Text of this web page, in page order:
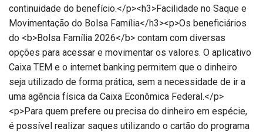
continuidade do benefício.</p><h3>Facilidade no Saque e
Movimentação do Bolsa Família</h3><p>Os beneficiários
do <b>Bolsa Família 2026</b> contam com diversas
opções para acessar e movimentar os valores. O aplicativo
Caixa TEM e o internet banking permitem que o dinheiro
seja utilizado de forma prática, sem a necessidade de ir a
uma agência física da Caixa Econômica Federal.</p>
<p>Para quem prefere ou precisa do dinheiro em espécie,
é possível realizar saques utilizando o cartão do programa